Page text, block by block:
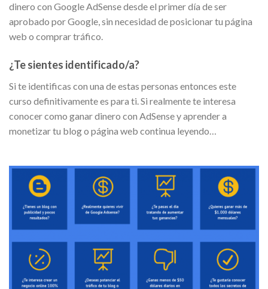
dinero con Google AdSense desde el primer día de ser
aprobado por Google, sin necesidad de posicionar tu página
web o comprar tráfico.
¿Te sientes identificado/a?
Si te identificas con una de estas personas entonces este
curso definitivamente es para ti. Si realmente te interesa
conocer como ganar dinero con AdSense y aprender a
monetizar tu blog o página web continua leyendo…